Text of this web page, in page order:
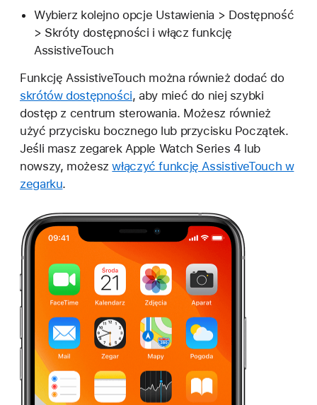
Wybierz kolejno opcje Ustawienia > Dostępność
> Skróty dostępności i włącz funkcję
AssistiveTouch
Funkcję AssistiveTouch można również dodać do
skrótów dostępności, aby mieć do niej szybki
dostęp z centrum sterowania. Możesz również
użyć przycisku bocznego lub przycisku Początek.
Jeśli masz zegarek Apple Watch Series 4 lub
nowszy, możeszwłączyć funkcję AssistiveTouch w
zegarku.